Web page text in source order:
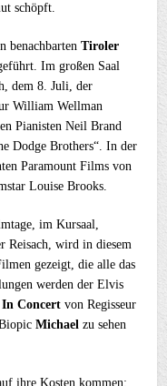
schöpft.
benachbartenTiroler
Im großen Saal
dem 8. Juli, der
William Wellman
Pianisten Neil Brand
Dodge Brothers“. In der
Paramount Films von
Louise Brooks.
im Kursaal,
Reisach, wird in diesem
gezeigt, die alle das
werden der Elvis
Concert von Regisseur
BiopicMichael zu sehen
ihre Kosten kommen: